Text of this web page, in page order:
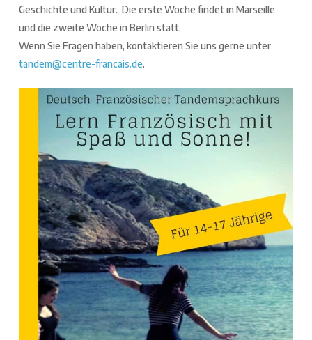
Geschichte und Kultur. Die erste Woche findet in Marseille
und die zweite Woche in Berlin statt.
Wenn Sie Fragen haben, kontaktieren Sie uns gerne unter
tandem@centre-francais.de.